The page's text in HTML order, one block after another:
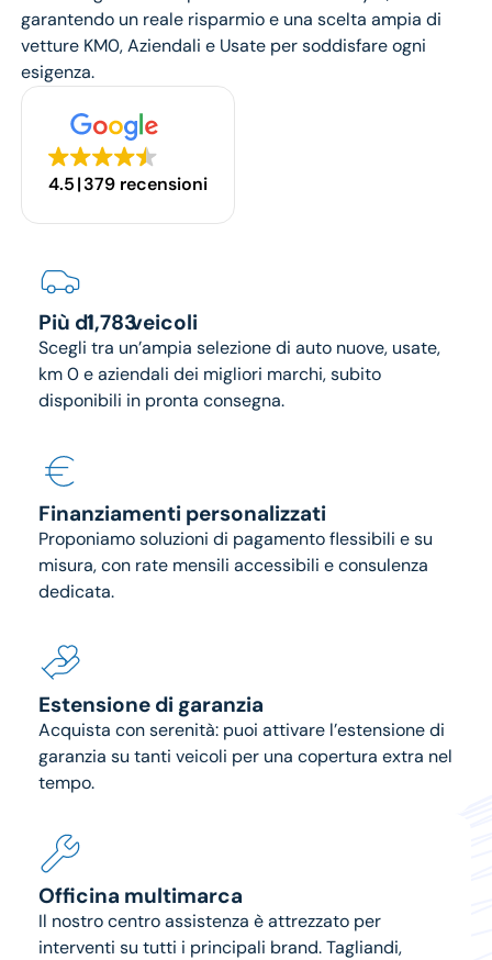
garantendo un reale risparmio e una scelta ampia di
vetture KM0,Aziendali e Usateper soddisfare ogni
esigenza.
4.5 379 recensioni
Più di1783veicoli
Scegli tra un’ampia selezione di auto nuove, usate,
km 0 e aziendali dei migliori marchi, subito
disponibili in pronta consegna.
Finanziamenti personalizzati
Proponiamo soluzioni di pagamento flessibili e su
misura, con rate mensili accessibili e consulenza
dedicata.
Estensione di garanzia
Acquista con serenità: puoi attivare l’estensione di
garanzia su tanti veicoli per una copertura extra nel
tempo.
Officina multimarca
Il nostro centro assistenza è attrezzato per
interventi su tutti i principali brand. Tagliandi,